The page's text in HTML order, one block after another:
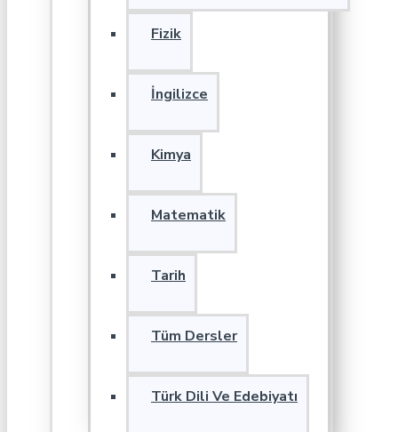
Fizik
İngilizce
Kimya
Matematik
Tarih
Tüm Dersler
Türk Dili Ve Edebiyatı